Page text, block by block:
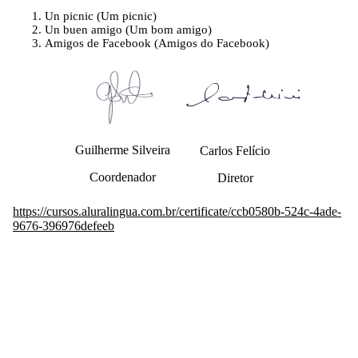
Un picnic (Um picnic)
Un buen amigo (Um bom amigo)
Amigos de Facebook (Amigos do Facebook)
Guilherme Silveira
Coordenador
Carlos Felício
Diretor
https://cursos.aluralingua.com.br/certificate/ccb0580b-524c-4ade-
9676-396976defeeb